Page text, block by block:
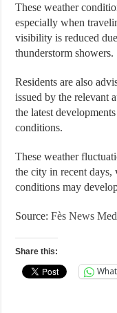
These weather
especially when
visibility is reduced
thunderstorm showers.
Residents are also
issued by the relevant
the latest
conditions.
These weather
the city in recent
conditions may
Source:Fès News
Share this: